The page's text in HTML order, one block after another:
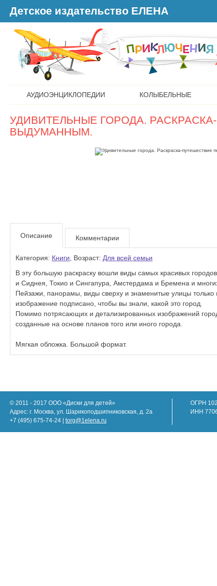
Детское издательство ЕЛЕНА
АУДИОЭНЦИКЛОПЕДИИ КОЛЫБЕЛЬНЫЕ
УДИВИТЕЛЬНЫЕ ГОРОДА.
ВЫДУМАННЫМ.
Описание Комментарии
Категория: Книги , Возраст: Для всей семьи
В эту большую раскраску вошли виды самых красивых
и Сиднея, Токио и Сингапура, Амстердама и Бремена и
Пейзажи, панорамы, виды сверху и знаменитые улицы
изображение подписано, чтобы вы знали, какой это город.
Помимо потрясающих и детализированных изображений
созданные на основе планов того или иного города.
Мягкая обложка. Большой формат.
© 2011 - 2017 ООО «Диски для детей»
Адрес: г. Москва, ул. Шарикоподшипниковская, д. 2а
+7 (495) 675-74-24 | torg@1elena.ru
ОГРН
ИНН